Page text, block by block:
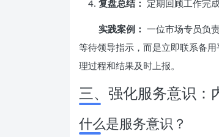
复盘总结： 定期回顾工作完
实践案例： 一位市场专员负
等待领导指示，而是立即联系备
理过程和结果及时上报。
三、强化服务意识：
什么是服务意识？